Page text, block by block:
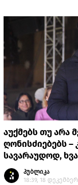
აუქმებს თუ არა
ღონისძიებებს –
სავარაუდოდ,
პუბლიკა
18:39, 18